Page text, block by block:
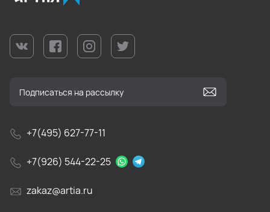
+7(495) 627-77-11
+7(926) 544-22-25
zakaz@artia.ru